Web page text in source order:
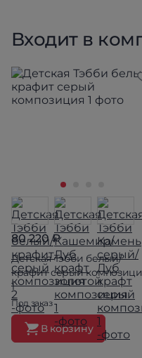
Входит в
80 220 ₽
Детская Тэбби белый/
крафит серый
1
Под заказ
В корзину